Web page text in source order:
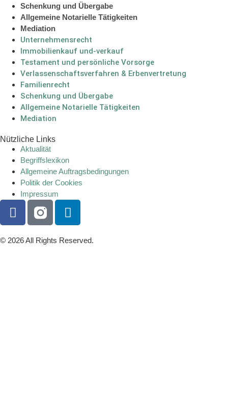
Schenkung und Übergabe
Allgemeine Notarielle Tätigkeiten
Mediation
Unternehmensrecht
Immobilienkauf und-verkauf
Testament und persönliche Vorsorge
Verlassenschaftsverfahren & Erbenvertretung
Familienrecht
Schenkung und Übergabe
Allgemeine Notarielle Tätigkeiten
Mediation
Nützliche Links
Aktualität
Begriffslexikon
Allgemeine Auftragsbedingungen
Politik der Cookies
Impressum
© 2026 All Rights Reserved.